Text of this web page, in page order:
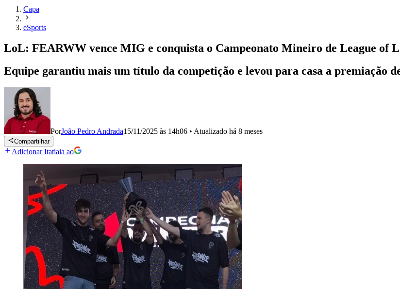
Capa
eSports
LoL: FEARWW vence MIG e conquista o Campeonato Mineiro de League of
Equipe garantiu mais um título da competição e levou para casa a premiação
PorJoão Pedro Andrada15/11/2025 às 14h06 • Atualizado há 8 meses
Compartilhar
Adicionar Itatiaia ao